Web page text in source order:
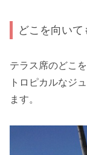
どこを向いて
テラス席のどこ
トロピカルなジ
ます。